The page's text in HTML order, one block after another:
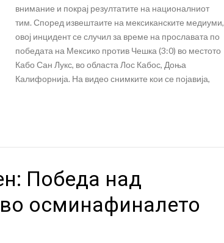
внимание и покрај резултатите на националниот
тим. Според извештаите на мексиканските медиуми,
овој инцидент се случил за време на прославата по
победата на Мексико против Чешка (3:0) во местото
Кабо Сан Лукс, во областа Лос Кабос, Доња
Калифорнија. На видео снимките кои се појавија,
Победа над
осминафиналето